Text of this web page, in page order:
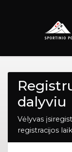
dalyviu
Vėlyvas
registracijos